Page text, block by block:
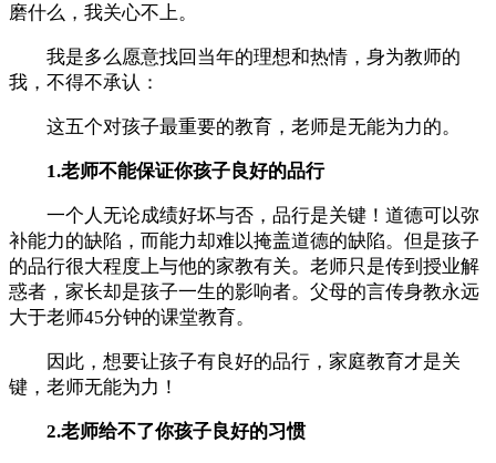
磨什么，我关心不上。
我是多么愿意找回当年的理想和热情，身为教师的
我，不得不承认：
这五个对孩子最重要的教育，老师是无能为力的。
1.老师不能保证你孩子良好的品行
一个人无论成绩好坏与否，品行是关键！道德可以弥
补能力的缺陷，而能力却难以掩盖道德的缺陷。但是孩子
的品行很大程度上与他的家教有关。老师只是传到授业解
惑者，家长却是孩子一生的影响者。父母的言传身教永远
大于老师45分钟的课堂教育。
因此，想要让孩子有良好的品行，家庭教育才是关
键，老师无能为力！
2.老师给不了你孩子良好的习惯